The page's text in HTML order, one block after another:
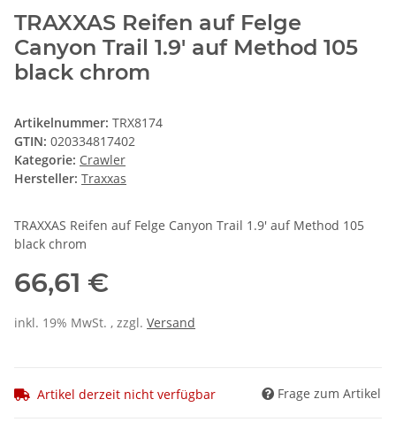
TRAXXAS Reifen auf Felge
Canyon Trail 1.9' auf Method 105
black chrom
Artikelnummer: TRX8174
GTIN: 020334817402
Kategorie: Crawler
Hersteller: Traxxas
TRAXXAS Reifen auf Felge Canyon Trail 1.9' auf Method 105
black chrom
66,61 €
inkl. 19% MwSt. , zzgl. Versand
Artikel derzeit nicht verfügbar Frage zum Artikel